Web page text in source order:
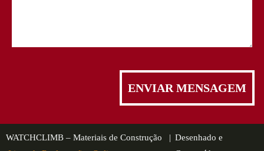
WATCHCLIMB – Materiais de Construção | Desenhado e